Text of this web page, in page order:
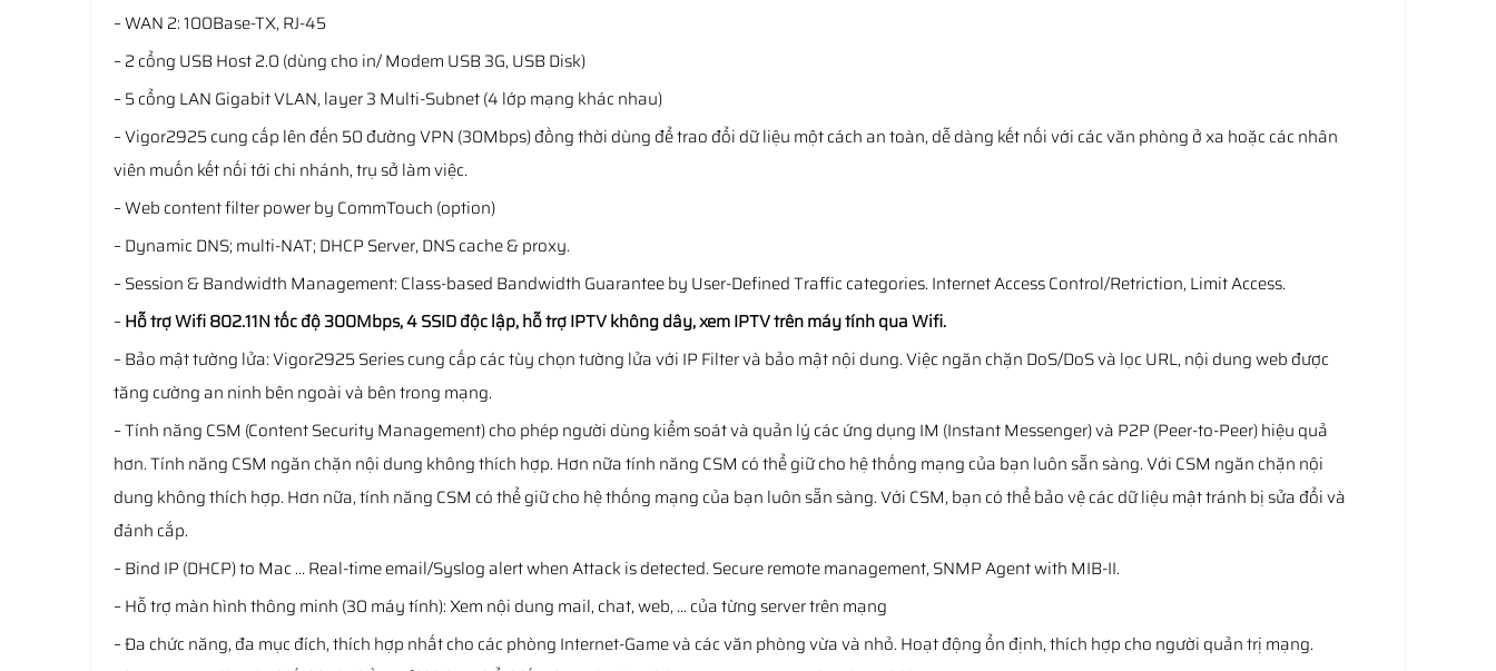
– WAN 2: 100Base-TX, RJ-45
– 2 cổng USB Host 2.0 (dùng cho in/ Modem USB 3G, USB Disk)
– 5 cổng LAN Gigabit VLAN, layer 3 Multi-Subnet (4 lớp mạng khác nhau)
– Vigor2925 cung cấp lên đến 50 đường VPN (30Mbps) đồng thời dùng để trao đổi dữ liệu một cách an toàn, dễ dàng kết nối với các văn phòng ở xa hoặc các nhân
viên muốn kết nối tới chi nhánh, trụ sở làm việc.
– Web content filter power by CommTouch (option)
– Dynamic DNS; multi-NAT; DHCP Server, DNS cache & proxy.
– Session & Bandwidth Management: Class-based Bandwidth Guarantee by User-Defined Traffic categories. Internet Access Control/Retriction, Limit Access.
–Hỗ trợ Wifi 802.11N tốc độ 300Mbps, 4 SSID độc lập, hỗ trợ IPTV không dây, xem IPTV trên máy tính qua Wifi.
– Bảo mật tường lửa: Vigor2925 Series cung cấp các tùy chọn tường lửa với IP Filter và bảo mật nội dung. Việc ngăn chặn DoS/DoS và lọc URL, nội dung web được
tăng cường an ninh bên ngoài và bên trong mạng.
– Tính năng CSM (Content Security Management) cho phép người dùng kiểm soát và quản lý các ứng dụng IM (Instant Messenger) và P2P (Peer-to-Peer) hiệu quả
hơn. Tính năng CSM ngăn chặn nội dung không thích hợp. Hơn nữa tính năng CSM có thể giữ cho hệ thống mạng của bạn luôn sẵn sàng. Với CSM ngăn chặn nội
dung không thích hợp. Hơn nữa, tính năng CSM có thể giữ cho hệ thống mạng của bạn luôn sẵn sàng. Với CSM, bạn có thể bảo vệ các dữ liệu mật tránh bị sửa đổi và
đánh cắp.
– Bind IP (DHCP) to Mac … Real-time email/Syslog alert when Attack is detected. Secure remote management, SNMP Agent with MIB-II.
– Hỗ trợ màn hình thông minh (30 máy tính): Xem nội dung mail, chat, web, … của từng server trên mạng
– Đa chức năng, đa mục đích, thích hợp nhất cho các phòng Internet-Game và các văn phòng vừa và nhỏ. Hoạt động ổn định, thích hợp cho người quản trị mạng.